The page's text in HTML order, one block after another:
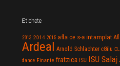
Etichete
2013 2014 2015 afla ce s-a intamplat
Ardeal Arnold Schlachter c8ilu
dance Finante fratzica ISU ISU Salaj